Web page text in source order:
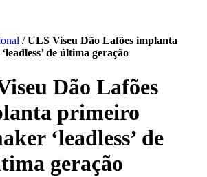
/ULS Viseu Dão Lafões implanta
de última geração
Dão Lafões
primeiro
‘leadless’ de
geração